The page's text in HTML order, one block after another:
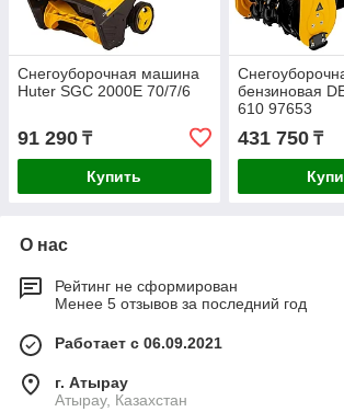
Снегоуборочная машина
Huter SGC 2000E 70/7/6
91 290 ₸
Купить
бензиновая
610 97653
431 750₸
О нас
Рейтинг не сформирован
Менее 5 отзывов за последний год
Работает с 06.09.2021
г. Атырау
Атырау, Казахстан